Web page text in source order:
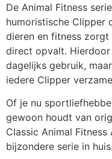
De Animal Fitness
humoristische Clipper
dieren en fitness
direct opvalt.
dagelijks gebruik,
iedere Clipper
Of je nu
gewoon houdt van
Classic Animal
bijzondere serie in huis.